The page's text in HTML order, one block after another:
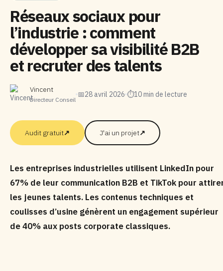
Réseaux sociaux pour
l’industrie : comment
développer sa visibilité B2B
et recruter des talents
Vincent
Directeur Conseil
📅28 avril 2026 ⏱10 min de lecture
Audit gratuit↗ J'ai un projet↗
Les entreprises industrielles utilisent LinkedIn pour
67% de leur communication B2B et TikTok pour
les jeunes talents. Les contenus techniques et
coulisses d’usine génèrent un engagement supérieur
de 40% aux posts corporate classiques.